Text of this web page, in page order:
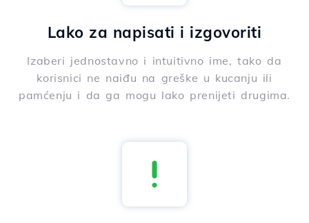
Lako za napisati i izgovoriti
Izaberi jednostavno i intuitivno ime, tako da
korisnici ne naiđu na greške u kucanju ili
pamćenju i da ga mogu lako prenijeti drugima.